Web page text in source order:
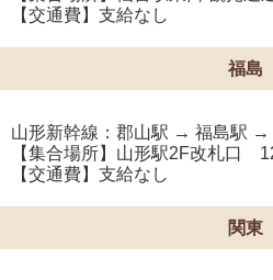
【交通費】支給なし
福島
山形新幹線：郡山駅 → 福島駅 →
【集合場所】山形駅2F改札口
【交通費】支給なし
関東